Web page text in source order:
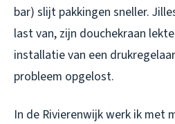
bar) slijt pakkingen sneller.
last van, zijn douchekraan
installatie van een
probleem opgelost.
In de Rivierenwijk werk ik met